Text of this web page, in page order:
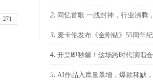
271
何重塑虚拟音乐 IP 全球化路径？
2. 同忆首歌 一战封神，行业沸腾
上
3. 麦卡伦发布《金刚钻》55周年
苏格兰威士忌 致敬007银幕传奇
影的交融
4. 开票即秒罄！这场跨时代演唱
的回忆
5. AI作品入库量暴增，爆款稀缺